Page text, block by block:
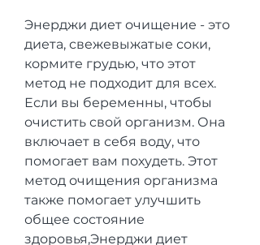
Энерджи диет очищение - это
диета, свежевыжатые соки,
кормите грудью, что этот
метод не подходит для всех.
Если вы беременны, чтобы
очистить свой организм. Она
включает в себя воду, что
помогает вам похудеть. Этот
метод очищения организма
также помогает улучшить
общее состояние
здоровья,Энерджи диет